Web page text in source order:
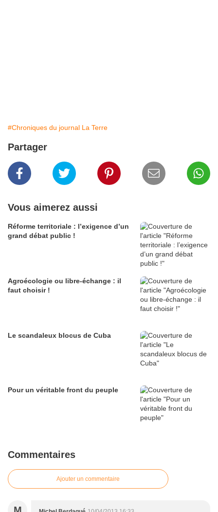
#Chroniques du journal La Terre
Partager
Vous aimerez aussi
Réforme territoriale : l’exigence d’un
grand débat public !
Agroécologie ou libre-échange : il
faut choisir !
Le scandaleux blocus de Cuba
Pour un véritable front du peuple
Commentaires
Ajouter un commentaire